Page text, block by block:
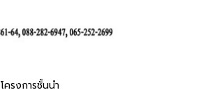
โครงการชั้นนำ